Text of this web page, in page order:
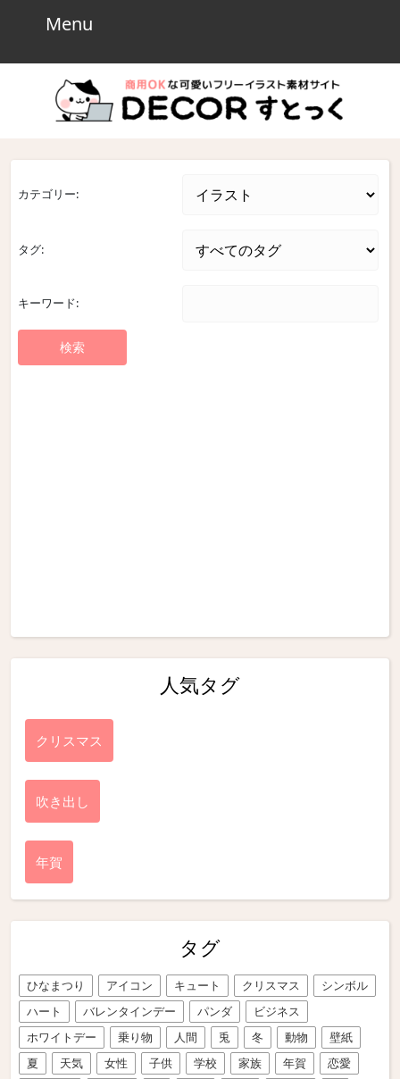
Menu
カテゴリー:
タグ:
キーワード:
人気タグ
クリスマス
吹き出し
年賀
タグ
ひなまつり アイコン キュート クリスマス
シンボル
ハート
バレンタインデー パンダ
ビジネス
ホワイトデー
乗り物 人間 兎 冬 動物
壁紙
夏
天気 女性 子供 学校 家族 年賀
恋愛